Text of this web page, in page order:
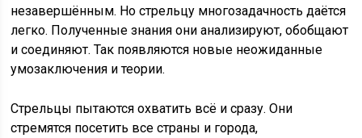
незавершённым. Но стрельцу многозадачность даётся
легко. Полученные знания они анализируют, обобщают
и соединяют. Так появляются новые неожиданные
умозаключения и теории.
Стрельцы пытаются охватить всё и сразу. Они
стремятся посетить все страны и города,